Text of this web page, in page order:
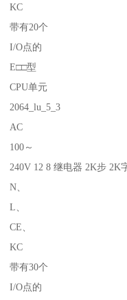
KC
带有20个
I/O点的
E□□型
CPU单元
2064_lu_5_3
AC
100～
240V 12 8 继电器 2K步 2K
N、
L、
CE、
KC
带有30个
I/O点的